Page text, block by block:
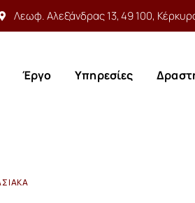
Λεωφ. Αλεξάνδρας 13, 49 100,
Έργο Υπηρεσίες